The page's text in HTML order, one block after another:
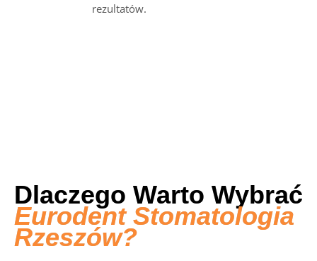
rezultatów.
Dlaczego Warto Wybrać
Eurodent Stomatologia
Rzeszów?